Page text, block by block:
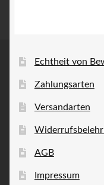
Echtheit von
Zahlungsarten
Versandarten
AGB
Impressum